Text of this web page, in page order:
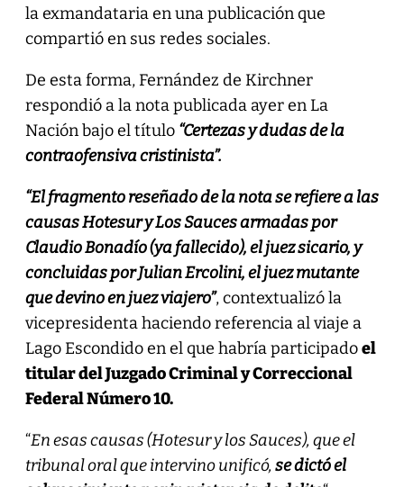
la exmandataria en una publicación que
compartió en sus redes sociales.
De esta forma, Fernández de Kirchner
respondió a la nota publicada ayer en La
Nación bajo el título “Certezas y dudas de la
contraofensiva cristinista”.
“El fragmento reseñado de la nota se refiere a las
causas Hotesur y Los Sauces armadas por
Claudio Bonadío (ya fallecido), el juez sicario, y
concluidas por Julian Ercolini, el juez mutante
que devino en juez viajero”, contextualizó la
vicepresidenta haciendo referencia al viaje a
Lago Escondido en el que habría participadoel
titular del Juzgado Criminal y Correccional
Federal Número 10.
“En esas causas (Hotesur y los Sauces), que el
tribunal oral que intervino unificó, se dictó el